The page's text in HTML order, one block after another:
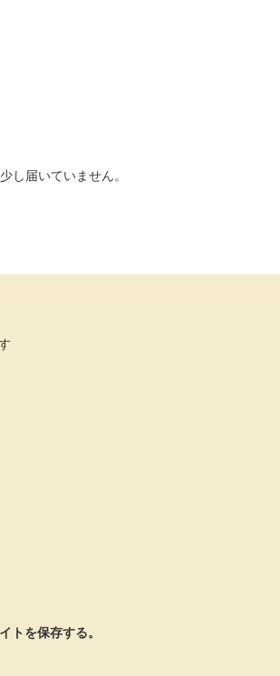
し届いていません。
トを保存する。